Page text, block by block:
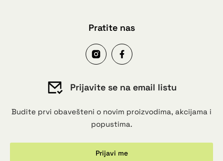
Pratite nas
Prijavite se na email listu
Budite prvi obavešteni o novim proizvodima, akcijama i
popustima.
Prijavi me